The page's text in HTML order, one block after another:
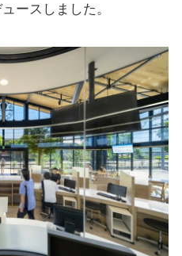
ースしました。